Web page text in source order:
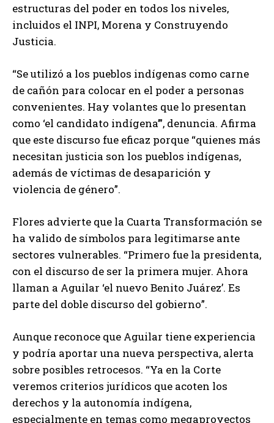
estructuras del poder en todos los niveles,
incluidos el INPI, Morena y Construyendo
Justicia.
“Se utilizó a los pueblos indígenas como carne
de cañón para colocar en el poder a personas
convenientes. Hay volantes que lo presentan
como ‘el candidato indígena’”, denuncia. Afirma
que este discurso fue eficaz porque “quienes más
necesitan justicia son los pueblos indígenas,
además de víctimas de desaparición y
violencia de género”.
Flores advierte que la Cuarta Transformación se
ha valido de símbolos para legitimarse ante
sectores vulnerables. “Primero fue la presidenta,
con el discurso de ser la primera mujer. Ahora
llaman a Aguilar ‘el nuevo Benito Juárez’. Es
parte del doble discurso del gobierno”.
Aunque reconoce que Aguilar tiene experiencia
y podría aportar una nueva perspectiva, alerta
sobre posibles retrocesos. “Ya en la Corte
veremos criterios jurídicos que acoten los
derechos y la autonomía indígena,
especialmente en temas como megaproyectos